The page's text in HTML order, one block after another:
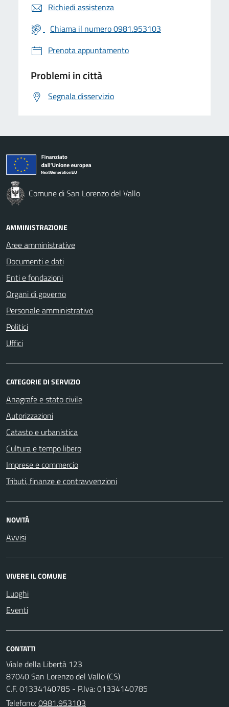
Richiedi assistenza
Chiama il numero 0981.953103
Prenota appuntamento
Problemi in città
Segnala disservizio
Comune di San Lorenzo del Vallo
AMMINISTRAZIONE
Aree amministrative
Documenti e dati
Enti e fondazioni
Organi di governo
Personale amministrativo
Politici
Uffici
CATEGORIE DI SERVIZIO
Anagrafe e stato civile
Autorizzazioni
Catasto e urbanistica
Cultura e tempo libero
Imprese e commercio
Tributi, finanze e contravvenzioni
NOVITÀ
Avvisi
VIVERE IL COMUNE
Luoghi
Eventi
CONTATTI
Viale della Libertà 123
87040 San Lorenzo del Vallo (CS)
C.F. 01334140785 - P.Iva: 01334140785
Telefono:0981.953103